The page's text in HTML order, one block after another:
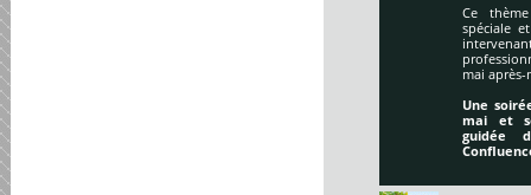
Ce
spéciale
mai
Une
mai et
guidée